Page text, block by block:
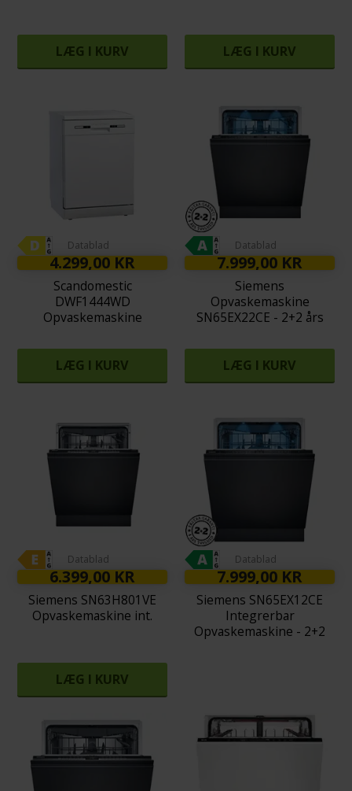
LÆG I KURV LÆG I KURV
Datablad
4.299,00 KR
Scandomestic
DWF1444WD
Opvaskemaskine
LÆG I KURV
Datablad
7.999,00 KR
Siemens
Opvaskemaskine
SN65EX22CE - 2+2 års
LÆG I KURV
Datablad
6.399,00 KR
Siemens SN63H801VE
Opvaskemaskine int.
LÆG I KURV
Datablad
7.999,00 KR
Siemens SN65EX12CE
Integrerbar
Opvaskemaskine - 2+2